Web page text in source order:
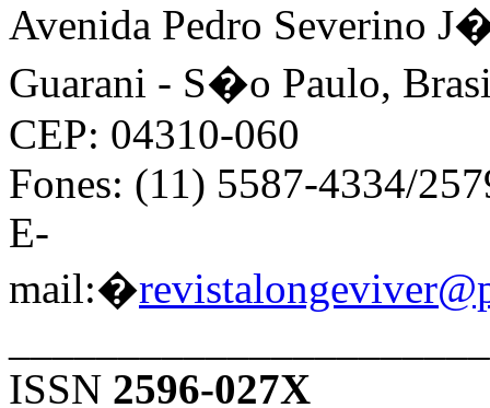
Avenida Pedro Severino
Guarani - S�o Paulo,
CEP: 04310-060
Fones: (11) 5587-4334/
E-
mail:�
ISSN 2596-027X